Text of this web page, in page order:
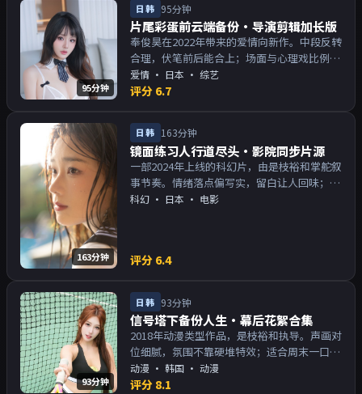
95分钟
日韩 95分钟
片尾彩蛋前云端备份·导演剪辑加长版
奉俊昊在2022年带来的爱情向新作。中段反转
合理，伏笔前后能合上；场面与心理戏比例得
当。主演以演技派为主，适合喜欢强叙事与人
物关系的观众加入片单。
爱情 · 日本 · 综艺
评分 6.7
163分钟
日韩 163分钟
镜面练习人行道尽头·影院同步片源
一部2024年上线的科幻片，由是枝裕和掌舵叙
事节奏。情绪落点偏写实，留白让人回味；片
尾余韵足，讨论空间大。主演以演技派为主，
科幻 · 日本 · 电影
评分 6.4
93分钟
日韩 93分钟
信号塔下备份人生·幕后花絮合集
2018年动漫类型作品，是枝裕和执导。声画对
位细腻，氛围不靠硬堆特效；适合周末一口气
追完。主演以演技派为主，适合喜欢强叙事与
人物关系的观众加入片单。
动漫 · 韩国 · 动漫
评分 8.1